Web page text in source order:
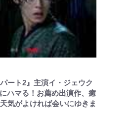
ート2』主演イ・ジェウク
ハマる！お薦め出演作、癒
気がよければ会いにゆきま